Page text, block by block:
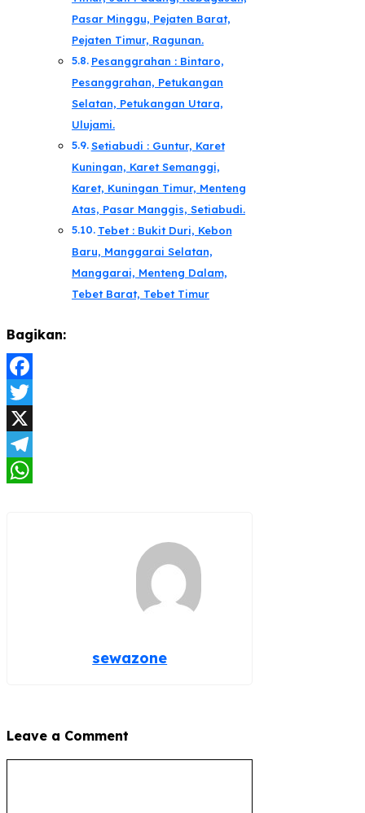
Pasar Minggu, Pejaten Barat,
Pejaten Timur, Ragunan.
Pesanggrahan : Bintaro,
Pesanggrahan, Petukangan
Selatan, Petukangan Utara,
Ulujami.
Setiabudi : Guntur, Karet
Kuningan, Karet Semanggi,
Karet, Kuningan Timur, Menteng
Atas, Pasar Manggis, Setiabudi.
Tebet : Bukit Duri, Kebon
Baru, Manggarai Selatan,
Manggarai, Menteng Dalam,
Tebet Barat, Tebet Timur
Bagikan:
Facebook
Twitter
X
Telegram
sewazone
Leave a Comment